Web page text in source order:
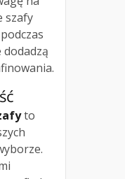
szafy
dodadzą
to